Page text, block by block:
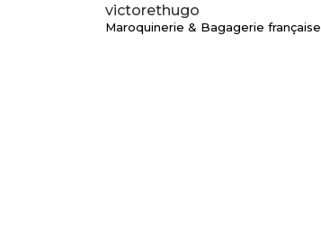
victorethugo
Maroquinerie & Bagagerie française